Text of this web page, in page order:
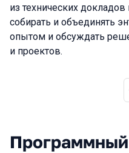
из технических
собирать и объединять
опытом и обсуждать
и проектов.